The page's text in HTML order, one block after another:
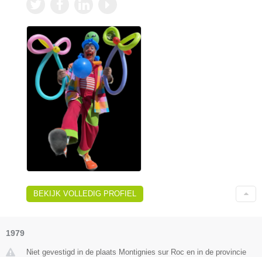
BEKIJK VOLLEDIG PROFIEL
1979
Niet gevestigd in de plaats Montignies sur Roc en in de provincie